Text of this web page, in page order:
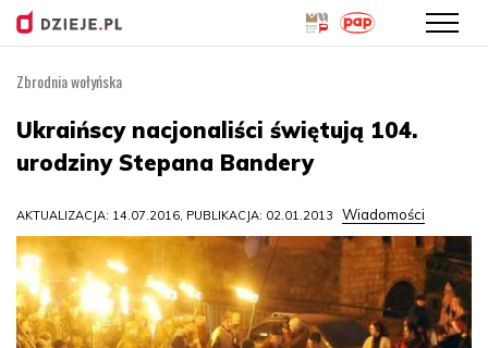
treści
Zbrodnia wołyńska
Ukraińscy nacjonaliści świętują 104.
urodziny Stepana Bandery
AKTUALIZACJA: 14.07.2016, PUBLIKACJA: 02.01.2013 Wiadomości